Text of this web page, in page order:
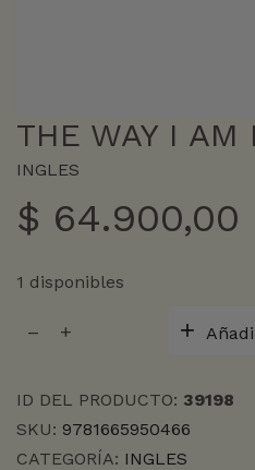
THE WAY I AM
INGLES
$ 64.900,00
1 disponibles
WAY
NOW
cantidad
ID DEL PRODUCTO: 39198
SKU: 9781665950466
CATEGORÍA: INGLES